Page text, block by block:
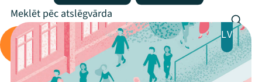
LV